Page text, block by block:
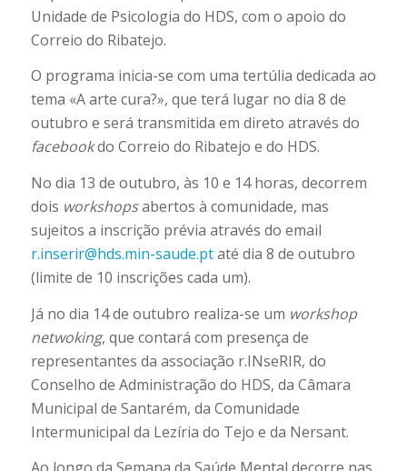
Unidade de Psicologia do HDS, com o apoio do
Correio do Ribatejo.
O programa inicia-se com uma tertúlia dedicada ao
tema «A arte cura?», que terá lugar no dia 8 de
outubro e será transmitida em direto através do
facebookdo Correio do Ribatejo e do HDS.
No dia 13 de outubro, às 10 e 14 horas, decorrem
dois workshopsabertos à comunidade, mas
sujeitos a inscrição prévia através do email
r.inserir@hds.min-saude.ptaté dia 8 de outubro
(limite de 10 inscrições cada um).
Já no dia 14 de outubro realiza-se um workshop
netwoking, que contará com presença de
representantes da associação r.INseRIR, do
Conselho de Administração do HDS, da Câmara
Municipal de Santarém, da Comunidade
Intermunicipal da Lezíria do Tejo e da Nersant.